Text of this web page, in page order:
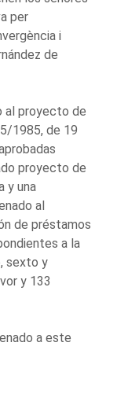
per
i
de
al proyecto de
1985, de 19
proyecto de
y una
al
de préstamos
a la
sexto y
y 133
a este